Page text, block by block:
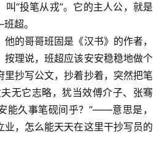
“投笔从戎”。它的主人公，就是
超。
的哥哥班固是《汉书》的作者，
按理说，班超应该安安稳稳地做个
里抄写公文，抄着抄着，突然把笔
无它志略，犹当效傅介子、张骞
能久事笔砚间乎？”——意思是，
业，怎么能天天在这里干抄写员的